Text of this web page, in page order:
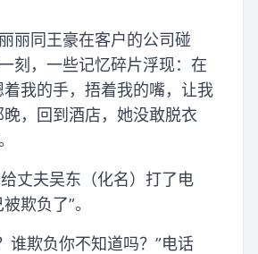
丽同王豪在客户的公司碰
刻，一些记忆碎片浮现：在
着我的手，捂着我的嘴，让我
晚，回到酒店，她没敢脱衣
丈夫吴东（化名）打了电
欺负了”。
谁欺负你不知道吗？”电话